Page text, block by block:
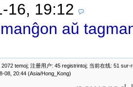
16, 19:12
aŭ
temoj; 注册用户: 45 registrintoj; 当前在线: 51
08, 20:44 (Asia/Hong_Kong)